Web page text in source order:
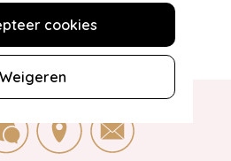
cookies
Weigeren
Hoeden & Fascinators
Hat in Black